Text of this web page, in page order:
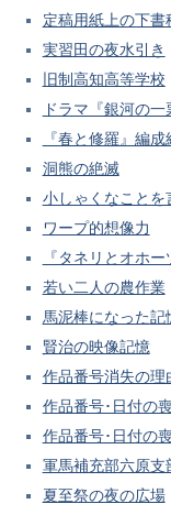
定稿用紙上の下書
実習田の夜水引き
旧制高知高等学校
ドラマ『銀河の一
『春と修羅』編
洞熊の絶滅
小しゃくなことを
ワープ的想像力
『タネリとオホー
若い二人の農作業
馬泥棒になった記
賢治の映像記憶
作品番号消失の理
作品番号･日付の
作品番号･日付の
軍馬補充部六原支
夏至祭の夜の広場